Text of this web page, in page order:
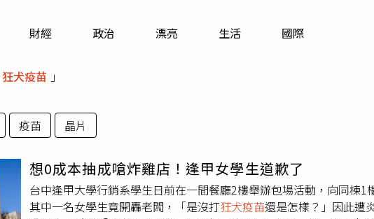
運勢
財經 政治 漂亮 生活 國際
狂犬疫苗 」
疫苗 晶片
想0成本抽成嗆炸雞店！逢甲女學生道歉了
台中逢甲大學行銷系學生日前在一間餐廳2樓舉辦包場活動，向同棟1
其中一名女學生竟開轟老闆，「是沒打狂犬疫苗還是怎樣？」因此遭